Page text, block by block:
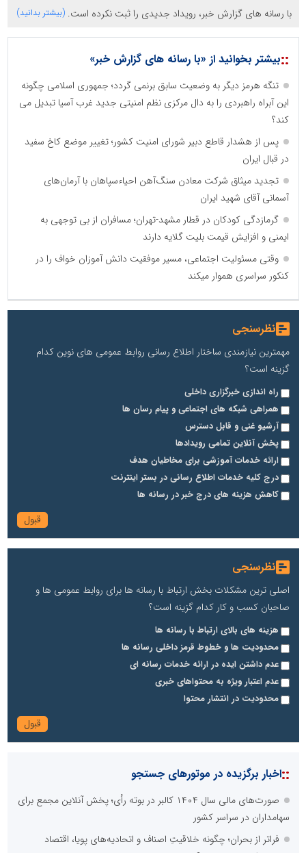
با رسانه های گزارش خبر، رویداد جدیدی را ثبت نکرده است. (بیشتر بدانید)
::بیشتر بخوانید از «با رسانه های گزارش خبر»
تنگه هرمز دیگر به وضعیت سابق برنمی گردد؛ جمهوری اسلامی چگونه
این آبراه راهبردی را به دال مرکزی نظم امنیتی جدید غرب آسیا تبدیل می
کند؟
پس از هشدار قاطع دبیر شورای امنیت کشور؛ تغییر موضع کاخ سفید
در قبال ایران
تجدید میثاق شرکت معادن سنگ‌آهن احیاءسپاهان با آرمان‌های
آسمانی آقای شهید ایران
گرمازدگی کودکان در قطار مشهد-تهران؛ مسافران از بی توجهی به
ایمنی و افزایش قیمت بلیت گلایه دارند
وقتی مسئولیت اجتماعی، مسیر موفقیت دانش آموزان خواف را در
کنکور سراسری هموار میکند
نظرسنجی
مهمترین نیازمندی ساختار اطلاع رسانی روابط عمومی های نوین کدام
گزینه است؟
راه اندازی خبرگزاری داخلی
همراهی شبکه های اجتماعی و پیام رسان ها
آرشیو غنی و قابل دسترس
پخش آنلاین تمامی رویدادها
ارائه خدمات آموزشی برای مخاطیان هدف
درج کلیه خدمات اطلاع رسانی در بستر اینترنت
کاهش هزینه های درج خبر در رسانه ها
نظرسنجی
اصلی ترین مشکلات بخش ارتباط با رسانه ها برای روابط عمومی ها و
صاحبان کسب و کار کدام گزینه است؟
هزینه های بالای ارتباط با رسانه ها
محدودیت ها و خطوط قرمز داخلی رسانه ها
عدم داشتن ایده در ارائه خدمات رسانه ای
عدم اعتبار ویژه به محتواهای خبری
محدودیت در انتشار محتوا
::اخبار برگزیده در موتورهای جستجو
صورت‌های مالی سال ۱۴۰۴ کالبر در بوته رأی؛ پخش آنلاین مجمع برای
سهامداران در سراسر کشور
فراتر از بحران؛ چگونه خلاقیتِ اصناف و اتحادیه‌های پویا، اقتصاد